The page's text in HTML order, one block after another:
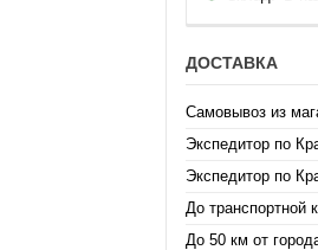
ДОСТАВКА
Самовывоз из
Экспедитор по
Экспедитор по
До транспортной
До 50 км от